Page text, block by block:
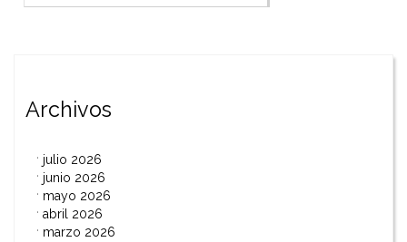
de
Archivos
julio 2026
junio 2026
mayo 2026
abril 2026
marzo 2026